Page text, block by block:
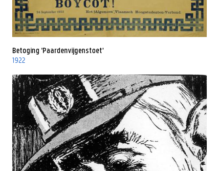
Betoging 'Paardenvijgenstoet'
1922